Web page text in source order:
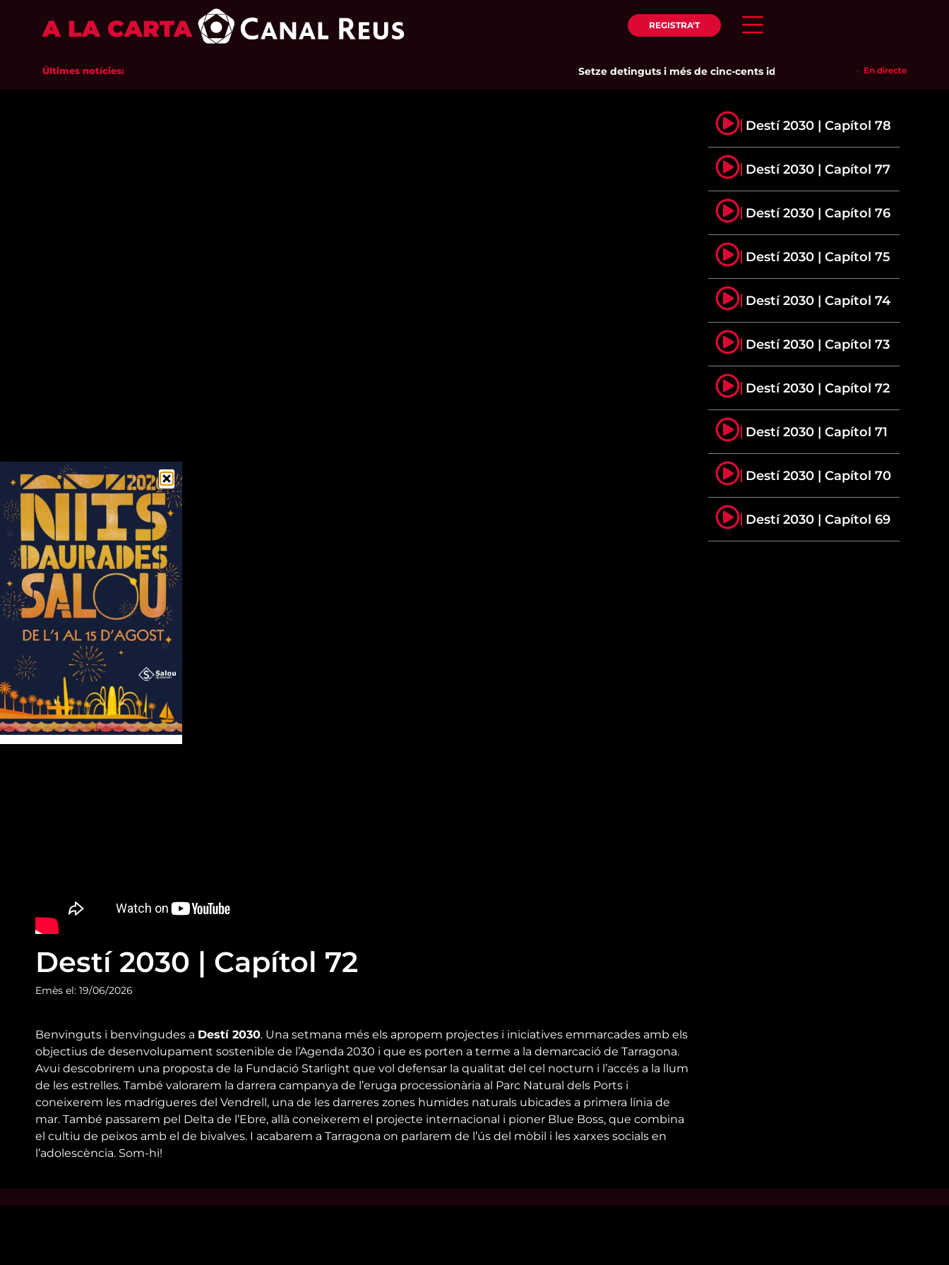
A LA CARTA REGISTRA'T
Últimes notícies: Setze detinguts i més de cinc-cents identificats en un dispositiu policial
En directe
Destí 2030 | Capítol 72
Emès el: 19/06/2026
Benvinguts i benvingudes a Destí 2030. Una setmana més els apropem projectes i iniciatives emmarcades amb els
objectius de desenvolupament sostenible de l’Agenda 2030 i que es porten a terme a la demarcació de Tarragona.
Avui descobrirem una proposta de la Fundació Starlight que vol defensar la qualitat del cel nocturn i l’accés a la llum
de les estrelles. També valorarem la darrera campanya de l’eruga processionària al Parc Natural dels Ports i
coneixerem les madrigueres del Vendrell, una de les darreres zones humides naturals ubicades a primera línia de
mar. També passarem pel Delta de l’Ebre, allà coneixerem el projecte internacional i pioner Blue Boss, que combina
el cultiu de peixos amb el de bivalves. I acabarem a Tarragona on parlarem de l’ús del mòbil i les xarxes socials en
l’adolescència. Som-hi!
Destí 2030 | Capítol 78
Destí 2030 | Capítol 77
Destí 2030 | Capítol 76
Destí 2030 | Capítol 75
Destí 2030 | Capítol 74
Destí 2030 | Capítol 73
Destí 2030 | Capítol 72
Destí 2030 | Capítol 71
Destí 2030 | Capítol 70
Destí 2030 | Capítol 69